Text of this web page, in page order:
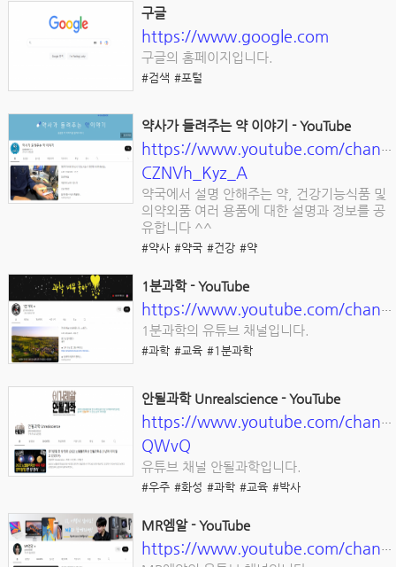
구글
https://www.google.com
구글의 홈페이지입니다.
#검색 #포털
약사가 들려주는 약 이야기 - YouTube
https://www.youtube.com/
CZNVh_Kyz_A
약국에서 설명 안해주는 약, 건강기능식품 및
의약외품 여러 용품에 대한 설명과 정보를 공
유합니다 ^^
#약사 #약국 #건강 #약
1분과학 - YouTube
https://www.youtube.com/channel/UCFOixeB9gbedVi6uwnsfHMQ
1분과학의 유튜브 채널입니다.
#과학 #교육 #1분과학
안될과학 Unrealscience - YouTube
https://www.youtube.com/
QWvQ
유튜브 채널 안될과학입니다.
#우주 #화성 #과학 #교육 #박사
MR엠알 - YouTube
https://www.youtube.com/channel/UCJTmYzrlVk_GpnwJH5wYNwQ